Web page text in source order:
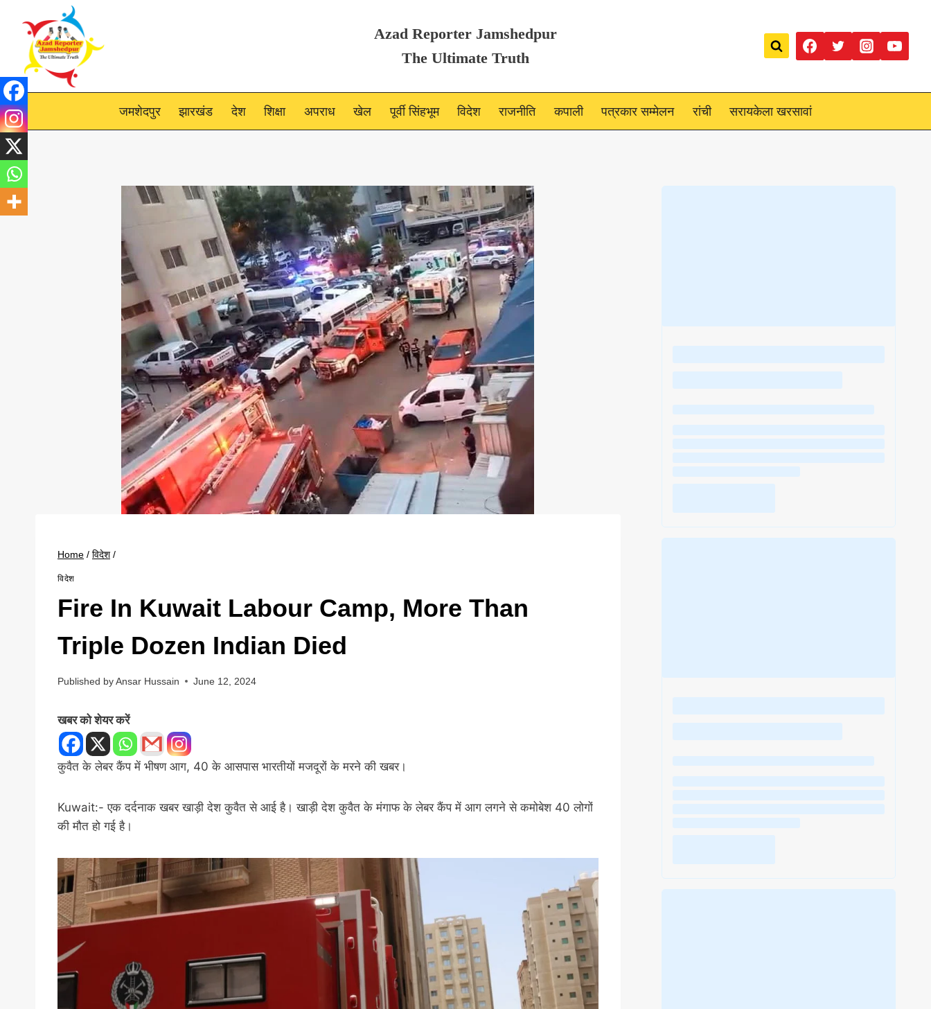
content
Azad Reporter Jamshedpur
The Ultimate Truth
जमशेदपुर झारखंड देश शिक्षा अपराध खेल पूर्वी सिंहभूम विदेश राजनीति कपाली पत्रकार सम्मेलन रांची सरायकेला खरसावां
Home / विदेश /
विदेश
Fire In Kuwait Labour Camp, More Than
Triple Dozen Indian Died
Published by Ansar Hussain June 12, 2024
खबर को शेयर करें
कुवैत के लेबर कैंप में भीषण आग, 40 के आसपास भारतीयों मजदूरों के मरने की खबर।
Kuwait:- एक दर्दनाक खबर खाड़ी देश कुवैत से आई है। खाड़ी देश कुवैत के मंगाफ के लेबर कैंप में आग लगने से कमोबेश 40 लोगों
की मौत हो गई है।